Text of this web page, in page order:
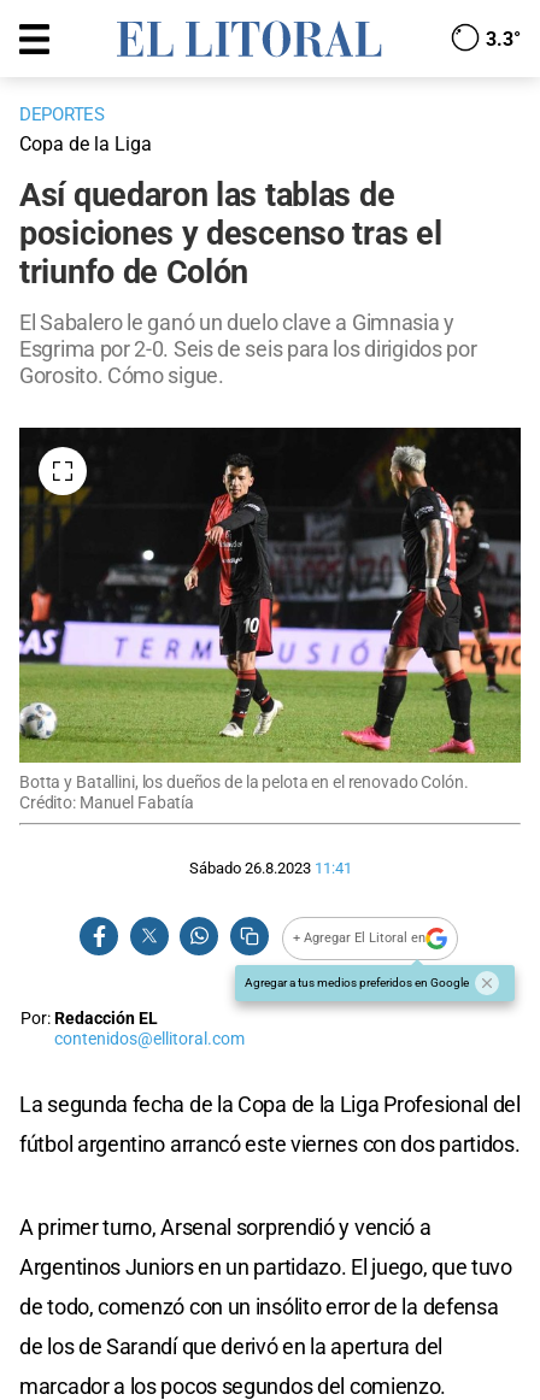
3.3°
DEPORTES
Copa de la Liga
Así quedaron las tablas de
posiciones y descenso tras el
triunfo de Colón
El Sabalero le ganó un duelo clave a Gimnasia y
Esgrima por 2-0. Seis de seis para los dirigidos por
Gorosito. Cómo sigue.
Botta y Batallini, los dueños de la pelota en el renovado Colón.
Crédito: Manuel Fabatía
Sábado 26.8.2023 11:41
+ Agregar El Litoral en
Agregar a tus medios preferidos en Google
Por:Redacción EL
contenidos@ellitoral.com
La segunda fecha de la Copa de la Liga Profesional del
fútbol argentino arrancó este viernes con dos partidos.
A primer turno, Arsenal sorprendió y venció a
Argentinos Juniors en un partidazo. El juego, que tuvo
de todo, comenzó con un insólito error de la defensa
de los de Sarandí que derivó en la apertura del
marcador a los pocos segundos del comienzo.